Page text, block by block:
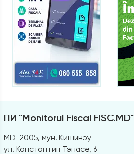
ПИ "Monitorul Fiscal FISC.MD"
MD-2005, мун. Кишинэу
ул. Константин Тэнасе, 6